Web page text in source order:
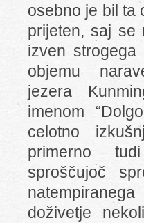
osebno je bil ta
prijeten, saj se
izven
objemu
jezera
imenom
celotno
primerno
sproščujoč
doživetje